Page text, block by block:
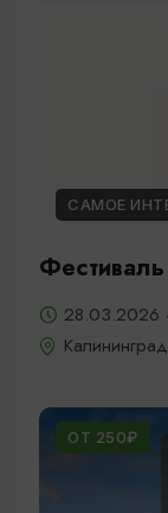
САМОЕ
28.03.2026
Калининград
ОТ 250₽